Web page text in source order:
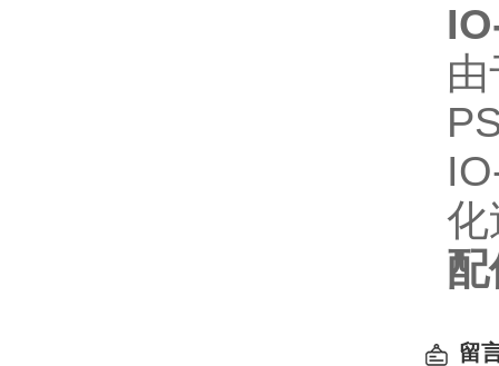
化
配
留